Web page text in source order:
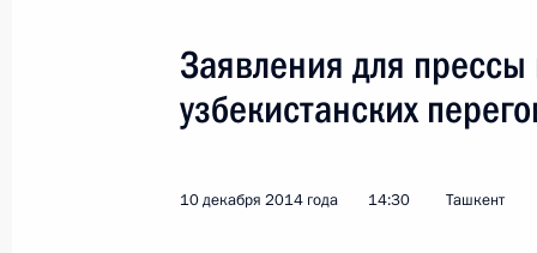
с 25-й годовщиной
Заявления для
узбекистанских
10 декабря 2014 года 14:30 Ташкент